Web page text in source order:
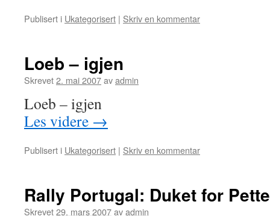
Publisert i Ukategorisert | Skriv en kommentar
Loeb – igjen
Skrevet2. mai 2007avadmin
Loeb – igjen
Les videre →
Publisert i Ukategorisert | Skriv en kommentar
Rally Portugal: Duket for
Skrevet29. mars 2007avadmin